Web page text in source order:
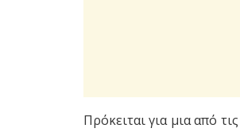
Πρόκειται για μια από